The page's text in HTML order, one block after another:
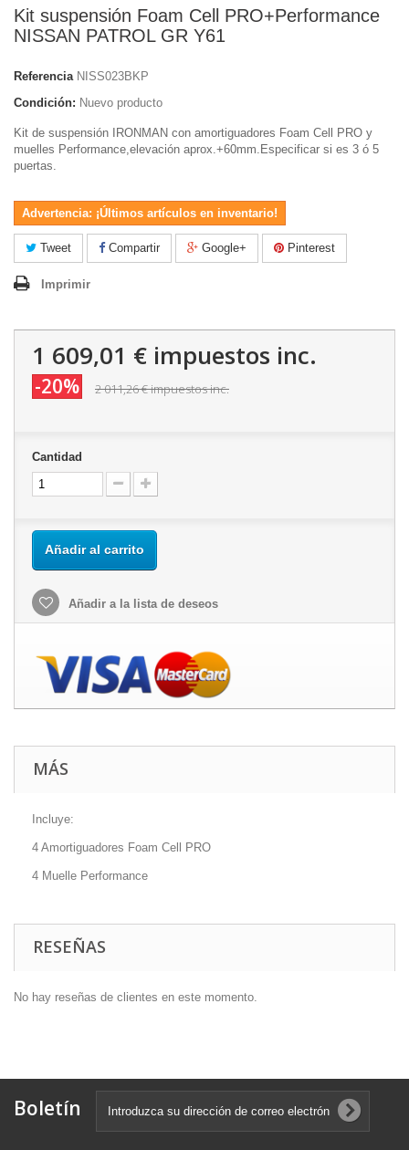
Kit suspensión Foam Cell PRO+Performance
NISSAN PATROL GR Y61
Referencia NISS023BKP
Condición: Nuevo producto
Kit de suspensión IRONMAN con amortiguadores Foam Cell PRO y
muelles Performance,elevación aprox.+60mm.Especificar si es 3 ó 5
puertas.
Advertencia: ¡Últimos artículos en inventario!
Tweet Compartir Google+ Pinterest
Imprimir
1 609,01 € impuestos inc.
-20% 2 011,26 €impuestos inc.
Cantidad
Añadir al carrito
Añadir a la lista de deseos
MÁS
Incluye:
4 Amortiguadores Foam Cell PRO
4 Muelle Performance
RESEÑAS
No hay reseñas de clientes en este momento.
Boletín